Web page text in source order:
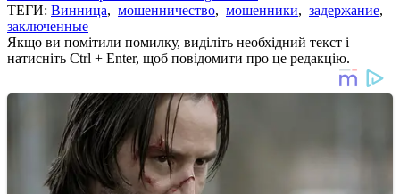
ТЕГИ: Винница, мошенничество, мошенники, задержание,
заключенные
Якщо ви помітили помилку, виділіть необхідний текст і
натисніть Ctrl + Enter, щоб повідомити про це редакцію.